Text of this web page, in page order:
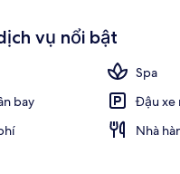
vụ nổi bật
Spa
bay
Đậu xe
Nhà